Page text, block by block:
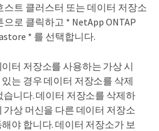
스트 클러스터 또는 데이터 저장소
로 클릭하고 * NetApp ONTAP
* 를 선택합니다.
터 저장소를 사용하는 가상 시
는 경우 데이터 저장소를 삭제
습니다. 데이터 저장소를 삭제하
가상 머신을 다른 데이터 저장소
해야 합니다. 데이터 저장소가 보